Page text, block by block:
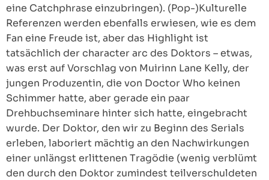
eine Catchphrase einzubringen). (Pop-)Kulturelle
Referenzen werden ebenfalls erwiesen, wie es dem
Fan eine Freude ist, aber das Highlight ist
tatsächlich der character arc des Doktors – etwas,
was erst auf Vorschlag von Muirinn Lane Kelly, der
jungen Produzentin, die von Doctor Who keinen
Schimmer hatte, aber gerade ein paar
Drehbuchseminare hinter sich hatte, eingebracht
wurde. Der Doktor, den wir zu Beginn des Serials
erleben, laboriert mächtig an den Nachwirkungen
einer unlängst erlittenen Tragödie (wenig verblümt
den durch den Doktor zumindest teilverschuldeten